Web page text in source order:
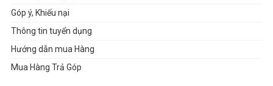
Góp ý, Khiếu nại
Thông tin tuyển dụng
Hướng dẫn mua Hàng
Mua Hàng Trả Góp